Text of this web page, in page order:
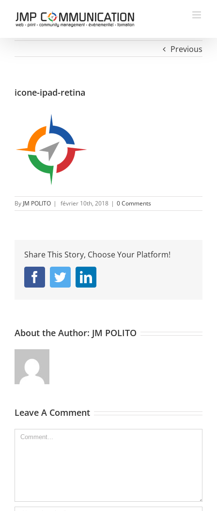
content
Previous
icone-ipad-retina
By JM POLITO | février 10th, 2018 | 0 Comments
Share This Story, Choose Your Platform!
Facebook
TwitterLinkedin
About the Author: JM POLITO
Leave A Comment
Comment